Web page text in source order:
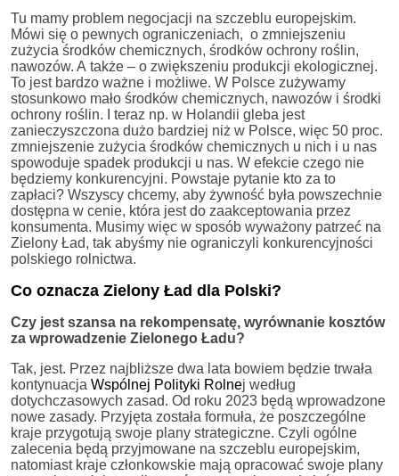
Tu mamy problem negocjacji na szczeblu europejskim.
Mówi się o pewnych ograniczeniach, o zmniejszeniu
zużycia środków chemicznych, środków ochrony roślin,
nawozów. A także – o zwiększeniu produkcji ekologicznej.
To jest bardzo ważne i możliwe. W Polsce zużywamy
stosunkowo mało środków chemicznych, nawozów i środki
ochrony roślin. I teraz np. w Holandii gleba jest
zanieczyszczona dużo bardziej niż w Polsce, więc 50 proc.
zmniejszenie zużycia środków chemicznych u nich i u nas
spowoduje spadek produkcji u nas. W efekcie czego nie
będziemy konkurencyjni. Powstaje pytanie kto za to
zapłaci? Wszyscy chcemy, aby żywność była powszechnie
dostępna w cenie, która jest do zaakceptowania przez
konsumenta. Musimy więc w sposób wyważony patrzeć na
Zielony Ład, tak abyśmy nie ograniczyli konkurencyjności
polskiego rolnictwa.
Co oznacza Zielony Ład dla Polski?
Czy jest szansa na rekompensatę, wyrównanie kosztów
za wprowadzenie Zielonego Ładu?
Tak, jest. Przez najbliższe dwa lata bowiem będzie trwała
kontynuacja Wspólnej Polityki Rolnej według
dotychczasowych zasad. Od roku 2023 będą wprowadzone
nowe zasady. Przyjęta została formuła, że poszczególne
kraje przygotują swoje plany strategiczne. Czyli ogólne
zalecenia będą przyjmowane na szczeblu europejskim,
natomiast kraje członkowskie mają opracować swoje plany